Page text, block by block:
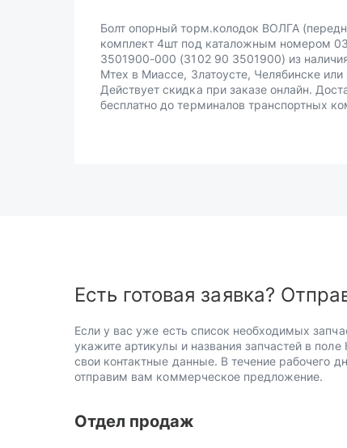
Болт опорный торм.колодок ВОЛГА
комплект 4шт под каталожным номером
3501900-000 (3102 90 3501900) из
Мтех в Миассе, Златоусте, Челябинске или
Действует скидка при заказе онлайн.
бесплатно до терминалов транспортных
Есть готовая заявка?
Если у вас уже есть список необходимых
укажите артикулы и названия запчастей в
свои контактные данные. В течение рабочего
отправим вам коммерческое предложение.
Отдел продаж